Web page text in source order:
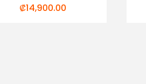
₡14,900.00